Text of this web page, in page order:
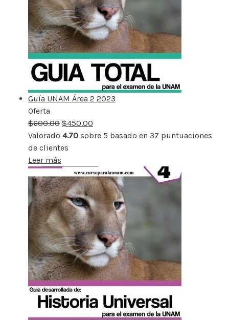
Guía UNAM Área 2 2023
Oferta
rebajado
$600.00 $450.00
Valorado 4.70 sobre 5 basado en 37 puntuaciones
de clientes
Leer más